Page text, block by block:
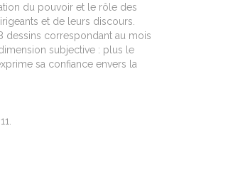
du pouvoir et le rôle des
et de leurs discours.
dessins correspondant au mois
subjective : plus le
sa confiance envers la